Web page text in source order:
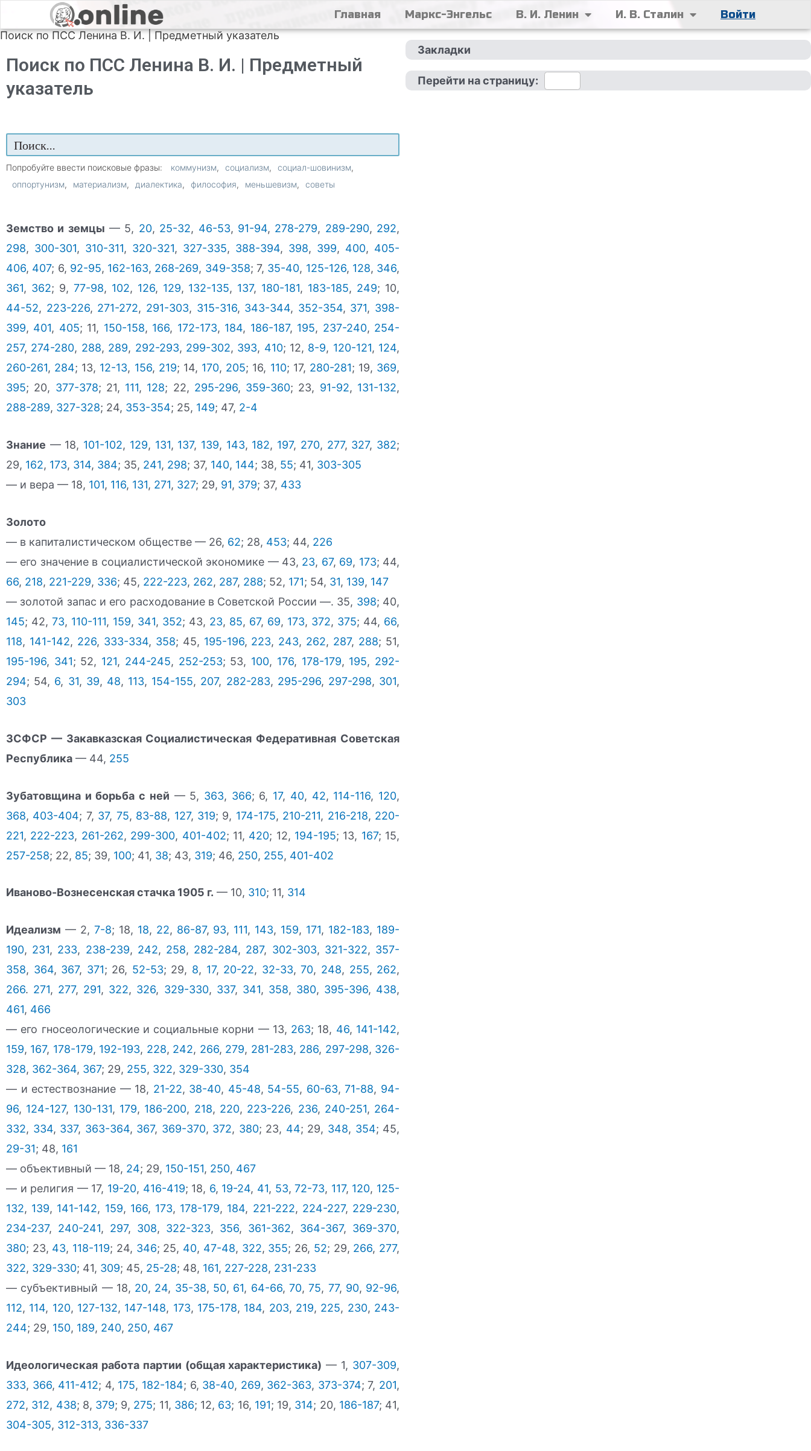
Главная Маркс-Энгельс В. И. Ленин И. В. Сталин Войти
Поиск по ПСС Ленина В. И. | Предметный указатель
Поиск по ПСС Ленина В. И. | Предметный
указатель
Попробуйте ввести поисковые фразы: коммунизм социализм
социал-шовинизм
оппортунизм
материализм диалектика философия меньшевизм советы
Земство и земцы — 5, 20, 25-32, 46-53, 91-94, 278-279, 289-290, 292,
298, 300-301, 310-311, 320-321, 327-335, 388-394, 398, 399, 400, 405-
406, 407; 6, 92-95, 162-163, 268-269, 349-358; 7, 35-40, 125-126, 128, 346,
361, 362; 9, 77-98, 102, 126, 129, 132-135, 137, 180-181, 183-185, 249; 10,
44-52, 223-226, 271-272, 291-303, 315-316, 343-344, 352-354, 371, 398-
399, 401, 405; 11, 150-158, 166, 172-173, 184, 186-187, 195, 237-240, 254-
257, 274-280, 288, 289, 292-293, 299-302, 393, 410; 12, 8-9, 120-121, 124,
260-261, 284; 13, 12-13, 156, 219; 14, 170, 205; 16, 110; 17, 280-281; 19, 369,
395; 20, 377-378; 21, 111, 128; 22, 295-296, 359-360; 23, 91-92, 131-132,
288-289, 327-328; 24, 353-354; 25, 149; 47, 2-4
Знание — 18, 101-102, 129, 131, 137, 139, 143, 182, 197, 270, 277, 327, 382;
29, 162, 173, 314, 384; 35, 241, 298; 37, 140, 144; 38, 55; 41, 303-305
— и вера — 18, 101, 116, 131, 271, 327; 29, 91, 379; 37, 433
Золото
— в капиталистическом обществе — 26, 62; 28, 453; 44, 226
— его значение в социалистической экономике — 43, 23, 67, 69, 173; 44,
66, 218, 221-229, 336; 45, 222-223, 262, 287, 288; 52, 171; 54, 31, 139, 147
— золотой запас и его расходование в Советской России —. 35, 398; 40,
145; 42, 73, 110-111, 159, 341, 352; 43, 23, 85, 67, 69, 173, 372, 375; 44, 66,
118, 141-142, 226, 333-334, 358; 45, 195-196, 223, 243, 262, 287, 288; 51,
195-196, 341; 52, 121, 244-245, 252-253; 53, 100, 176, 178-179, 195, 292-
294; 54, 6, 31, 39, 48, 113, 154-155, 207, 282-283, 295-296, 297-298, 301,
303
ЗСФСР — Закавказская Социалистическая Федеративная Советская
Республика — 44, 255
Зубатовщина и борьба с ней — 5, 363, 366; 6, 17, 40, 42, 114-116, 120,
368, 403-404; 7, 37, 75, 83-88, 127, 319; 9, 174-175, 210-211, 216-218, 220-
221, 222-223, 261-262, 299-300, 401-402; 11, 420; 12, 194-195; 13, 167; 15,
257-258; 22, 85; 39, 100; 41, 38; 43, 319; 46, 250, 255, 401-402
Иваново-Вознесенская стачка 1905 г. — 10, 310; 11, 314
Идеализм — 2, 7-8; 18, 18, 22, 86-87, 93, 111, 143, 159, 171, 182-183, 189-
190, 231, 233, 238-239, 242, 258, 282-284, 287, 302-303, 321-322, 357-
358, 364, 367, 371; 26, 52-53; 29, 8, 17, 20-22, 32-33,70, 248, 255, 262,
266. 271, 277, 291, 322, 326, 329-330, 337, 341, 358, 380, 395-396, 438,
461, 466
— его гносеологические и социальные корни — 13, 263; 18, 46, 141-142,
159, 167, 178-179, 192-193, 228, 242, 266, 279, 281-283, 286, 297-298, 326-
328, 362-364, 367; 29, 255, 322, 329-330, 354
— и естествознание — 18, 21-22, 38-40, 45-48, 54-55, 60-63,71-88, 94-
96, 124-127, 130-131, 179, 186-200, 218, 220, 223-226, 236, 240-251, 264-
332, 334, 337, 363-364, 367, 369-370, 372, 380; 23, 44; 29, 348, 354; 45,
29-31; 48, 161
— объективный — 18, 24; 29, 150-151, 250, 467
— и религия — 17, 19-20, 416-419; 18, 6, 19-24, 41, 53,72-73, 117, 120, 125-
132, 139, 141-142, 159, 166, 173, 178-179, 184, 221-222, 224-227, 229-230,
234-237, 240-241, 297, 308, 322-323, 356, 361-362, 364-367, 369-370,
380; 23, 43, 118-119; 24, 346; 25, 40, 47-48, 322, 355; 26, 52; 29, 266, 277,
322, 329-330; 41, 309; 45, 25-28; 48, 161, 227-228, 231-233
— субъективный — 18, 20, 24, 35-38, 50, 61, 64-66, 70,75, 77, 90, 92-96,
112, 114, 120, 127-132, 147-148, 173, 175-178, 184, 203, 219, 225, 230, 243-
244; 29, 150, 189, 240, 250, 467
Идеологическая работа партии (общая характеристика) — 1, 307-309,
333, 366, 411-412; 4, 175, 182-184; 6, 38-40, 269, 362-363, 373-374; 7, 201,
272, 312, 438; 8, 379; 9, 275; 11, 386; 12, 63; 16, 191; 19, 314; 20, 186-187; 41,
304-305, 312-313, 336-337
Закладки
Перейти на страницу: